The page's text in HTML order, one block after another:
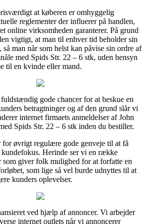
at køberen er omhyggelig
reglementer der influerer på handlen,
online virksomheden garanterer. På grund
vigtigt, at man til enhver tid beholder sin
man når som helst kan påvise sin ordre af
med Spids Str. 22 – 6 stk, uden hensyn
til en kvinde eller mand.
gode chancer for at beskue en
betragtninger og af den grund slår vi
internet firmaets anmeldelser af John
Spids Str. 22 – 6 stk inden du bestiller.
for øvrigt regulære gode genveje til at få
Herinde ser vi en række
som giver folk mulighed for at forfatte en
som lige så vel burde udnyttes til at
kunders oplevelser.
ved hjælp af annoncer. Vi arbejder
internet outlets når vi annoncerer